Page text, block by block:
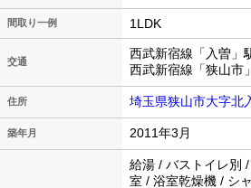
間取り一例 1LDK
交通
西武新宿線「入曽」
西武新宿線「狭山市
住所 埼玉県狭山市大字北
築年月 2011年3月
給湯 / バストイレ別
室 / 浴室乾燥機 / シ